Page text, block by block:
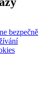
bezpečně